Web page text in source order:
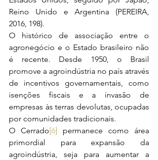
Reino Unido e Argentina (PEREIRA,
2016, 198).
O histórico de associação entre o
agronegócio e o Estado brasileiro não
é recente. Desde 1950, o Brasil
promove a agroindústria no país através
de incentivos governamentais, como
isenções fiscais e a invasão de
empresas às terras devolutas, ocupadas
por comunidades tradicionais.
O Cerrado[6] permanece como área
primordial para expansão da
agroindústria, seja para aumentar a